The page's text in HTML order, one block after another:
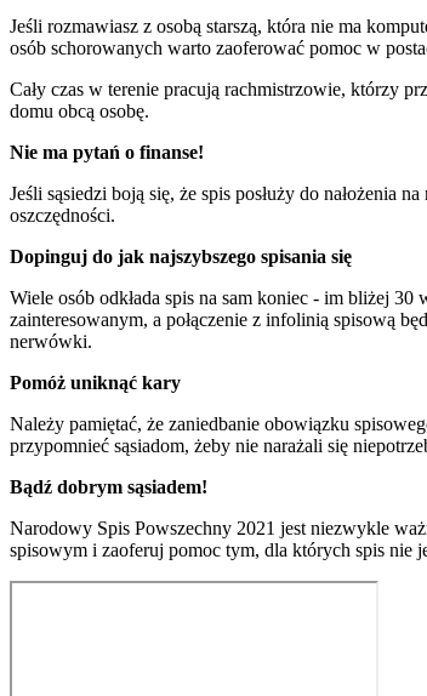
Jeśli rozmawiasz z osobą starszą, która nie ma
osób schorowanych warto zaoferować pomoc w
Cały czas w terenie pracują rachmistrzowie, którzy
domu obcą osobę.
Nie ma pytań o finanse!
Jeśli sąsiedzi boją się, że spis posłuży do
oszczędności.
Dopinguj do jak najszybszego spisania się
Wiele osób odkłada spis na sam koniec - im bliżej
zainteresowanym, a połączenie z infolinią spisową
nerwówki.
Pomóż uniknąć kary
Należy pamiętać, że zaniedbanie obowiązku
przypomnieć sąsiadom, żeby nie narażali się
Bądź dobrym sąsiadem!
Narodowy Spis Powszechny 2021 jest niezwykle
spisowym i zaoferuj pomoc tym, dla których spis nie